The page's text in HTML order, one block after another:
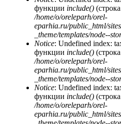
функции include()
/home/o/oreleparh/orel-
eparhia.ru/public_html/
_theme/templates/node--
Notice: Undefined index:
функции include()
/home/o/oreleparh/orel-
eparhia.ru/public_html/
_theme/templates/node--
Notice: Undefined index:
функции include()
/home/o/oreleparh/orel-
eparhia.ru/public_html/